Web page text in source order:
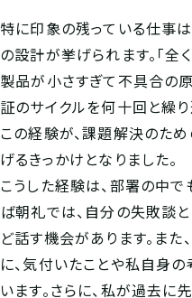
特に印象の残っている仕事
の設計が挙げられます。「全
製品が小さすぎて不具合の
証のサイクルを何十回と繰り
この経験が、課題解決のた
げるきっかけとなりました。
こうした経験は、部署の中
ば朝礼では、自分の失敗談
ど話す機会があります。ま
に、気付いたことや私自身
います。さらに、私が過去